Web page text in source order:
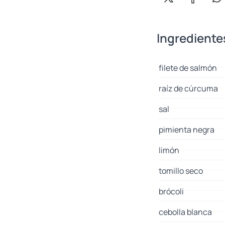
Compartir en X
filete de salmón
raíz de cúrcuma
sal
pimienta negra
limón
tomillo seco
brócoli
cebolla blanca